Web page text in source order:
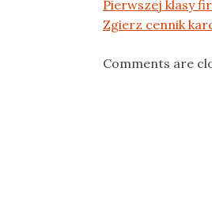
Pierwszej klasy
Zgierz cennik
Comments are